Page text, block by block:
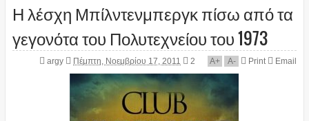
Η λέσχη Μπίλντενμπεργκ πίσω από τα
γεγονότα του Πολυτεχνείου του 1973
argy Πέμπτη, Νοεμβρίου 17, 2011 2 A+ A- Print Email